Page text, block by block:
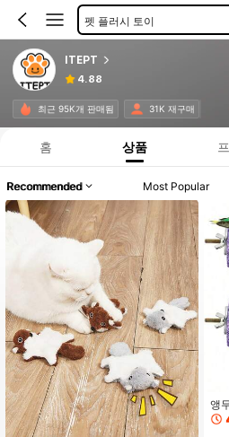
펫 플러시 토이
주얼리 박스
ITEPT
4.88
최근 95K개 판매됨 31K 재구매
홈 상품
Recommended Most Popular
앵
횃